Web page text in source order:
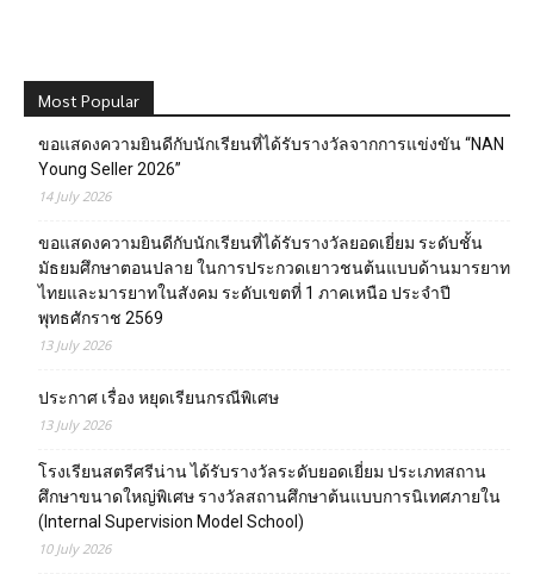
Most Popular
ขอแสดงความยินดีกับนักเรียนที่ได้รับรางวัลจากการแข่งขัน “NAN
Young Seller 2026”
14 July 2026
ขอแสดงความยินดีกับนักเรียนที่ได้รับรางวัลยอดเยี่ยม ระดับชั้น
มัธยมศึกษาตอนปลาย ในการประกวดเยาวชนต้นแบบด้านมารยาท
ไทยและมารยาทในสังคม ระดับเขตที่ 1 ภาคเหนือ ประจำปี
พุทธศักราช 2569
13 July 2026
ประกาศ เรื่อง หยุดเรียนกรณีพิเศษ
13 July 2026
โรงเรียนสตรีศรีน่าน ได้รับรางวัลระดับยอดเยี่ยม ประเภทสถาน
ศึกษาขนาดใหญ่พิเศษ รางวัลสถานศึกษาต้นแบบการนิเทศภายใน
(Internal Supervision Model School)
10 July 2026